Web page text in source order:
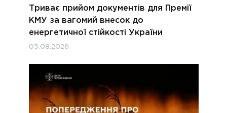
Триває прийом документів для Премії
КМУ за вагомий внесок до
енергетичної стійкості України
05.08.2026